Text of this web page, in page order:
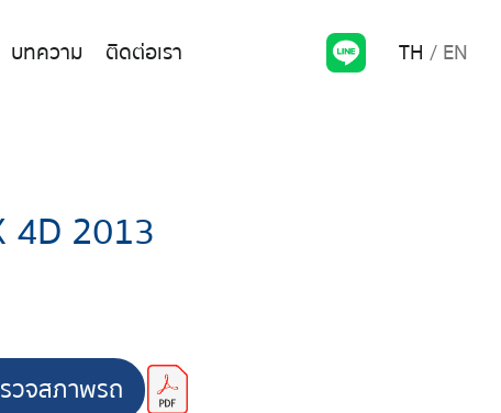
บทความ ติดต่อเรา TH EN
4D 2013
วจสภาพรถ